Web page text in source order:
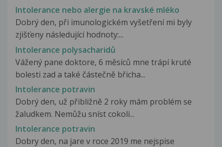
Intolerance nebo alergie na kravské mléko
Dobrý den, při imunologickém vyšetření mi byly
zjišťeny následující hodnoty:...
Intolerance polysacharidů
Vážený pane doktore, 6 měsíců mne trápí kruté
bolesti zad a také částečně břicha...
Intolerance potravin
Dobrý den, už přibližně 2 roky mám problém se
žaludkem. Nemůžu sníst cokoli...
Intolerance potravin
Dobry den, na jare v roce 2019 me nejspise